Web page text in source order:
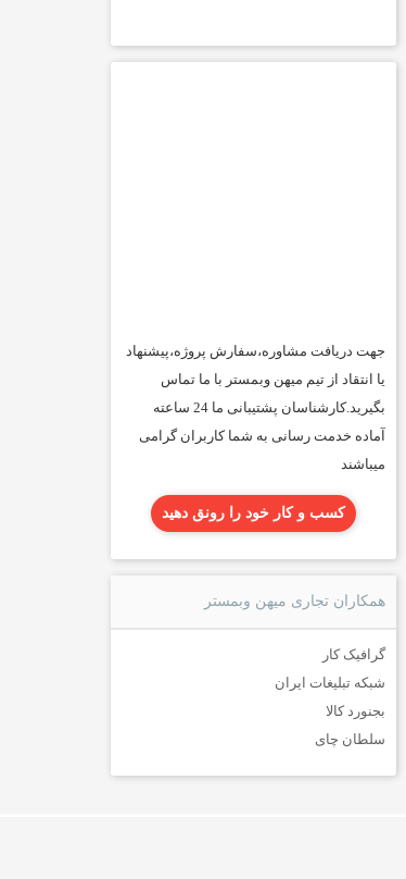
جهت دریافت مشاوره،سفارش پروژه،پیشنهاد
یا انتقاد از تیم میهن وبمستر با ما تماس
بگیرید.کارشناسان پشتیبانی ما 24 ساعته
آماده خدمت رسانی به شما کاربران گرامی
میباشند
کسب و کار خود را رونق دهید
همکاران تجاری میهن وبمستر
گرافیک کار
شبکه تبلیغات ایران
بجنورد کالا
سلطان چای